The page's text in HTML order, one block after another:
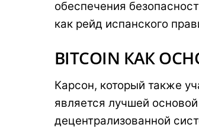
обеспечения
как рейд испанского
BITCOIN КАК
Карсон, который также
является лучшей
децентрализованной